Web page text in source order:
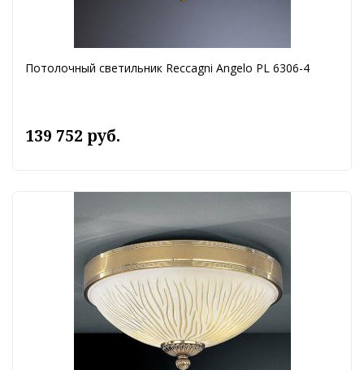
Потолочный светильник Reccagni Angelo PL 6306-4
139 752 руб.